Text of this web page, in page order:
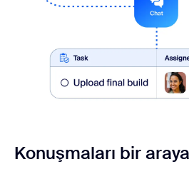
Konuşmaları bir